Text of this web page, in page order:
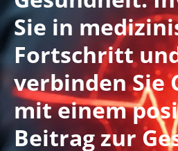
Sie in
Fortschritt
verbinden Sie
mit einem
Beitrag zur